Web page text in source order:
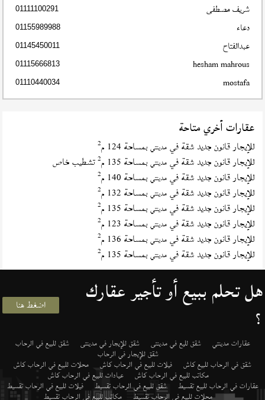
شريف مصطفى 01111100291
دعاء 01155989988
عبدالفتاح 01145450011
hesham mahrous
01115666813
mostafa
01110440034
عقارات أخري متاحة
للإيجار قانون جديد شقة فيمدينتي بمساحة 124 م 2
للإيجار قانون جديد شقة فيمدينتي بمساحة 135 م 2تشطيب خاص
للإيجار قانون جديد شقة فيمدينتي بمساحة 140 م 2
للإيجار قانون جديد شقة فيمدينتي بمساحة 132 م 2
للإيجار قانون جديد شقة فيمدينتي بمساحة 135 م 2
للإيجار قانون جديد شقة فيمدينتي بمساحة 123 م 2
للإيجار قانون جديد شقة فيمدينتي بمساحة 136 م 2
للإيجار قانون جديد شقة فيمدينتي بمساحة 135 م 2
هل تحلم ببيع أو تأجير عقارك
؟ اضغط هنا
عقارات مدينتي شقق لليع في مدينتى شقق للإيجار في مدينتى شقق للبيع في الرحاب
شقق للإيجار في الرحاب
شقق في الرحاب للبيع كاش فيلات للبيع في الرحاب كاش محلات للبيع في الرحاب كاش
مكاتب للبيع في الرحاب كاش عيادات للبيع في الرحاب كاش
عقارات في الرحاب للبيع تقسيط شقق للبيع في الرحاب تقسيط فيلات للبيع في الرحاب تقسيط
محلات للبيع في الرحاب تقسيط مكاتب للبيع في الرحاب تقسيط